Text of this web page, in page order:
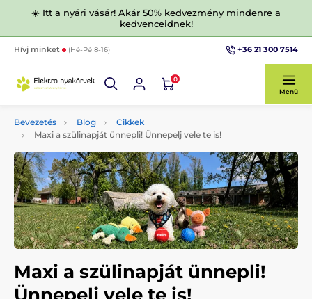
☀️ Itt a nyári vásár! Akár 50% kedvezmény mindenre a
kedvenceidnek!
Hívj minket (Hé-Pé 8-16) +36 21 300 7514
0
Menü
Bevezetés Blog
Cikkek
Maxi a szülinapját ünnepli! Ünnepelj vele te is!
Maxi a szülinapját ünnepli!